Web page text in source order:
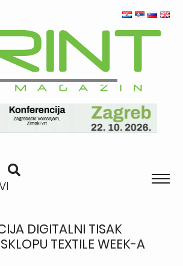
DIGITALNI TISAK
TEXTILE WEEK-A